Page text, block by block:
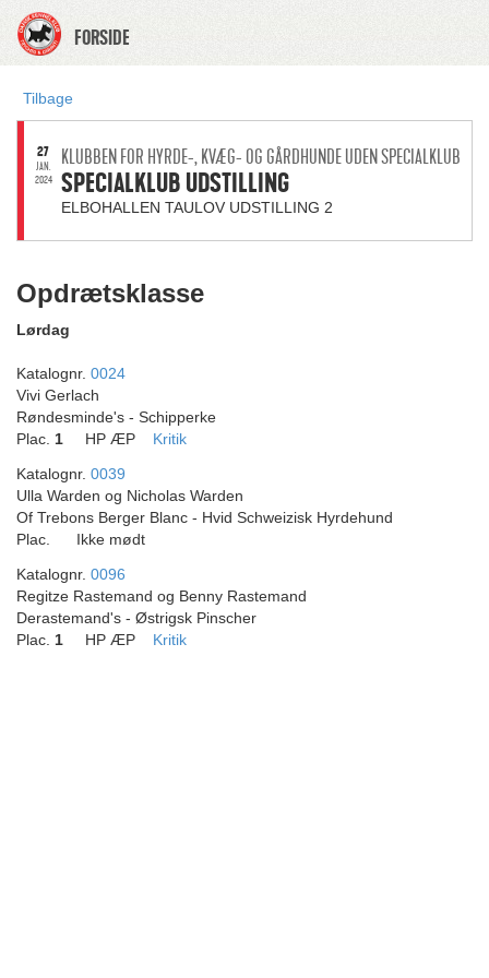
FORSIDE
Tilbage
27
JAN.
2024
KLUBBEN FOR HYRDE-, KVÆG- OG GÅRDHUNDE UDEN SPECIALKLUB
SPECIALKLUB UDSTILLING
ELBOHALLEN TAULOV UDSTILLING 2
Opdrætsklasse
Lørdag
Katalognr. 0024
Vivi Gerlach
Røndesminde's - Schipperke
Plac. 1 HP ÆP Kritik
Katalognr. 0039
Ulla Warden og Nicholas Warden
Of Trebons Berger Blanc - Hvid Schweizisk Hyrdehund
Plac.
Ikke mødt
Katalognr. 0096
Regitze Rastemand og Benny Rastemand
Derastemand's - Østrigsk Pinscher
Plac. 1 HP ÆP Kritik